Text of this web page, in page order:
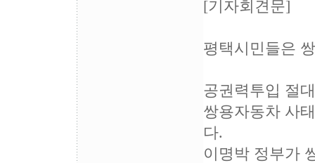
[기자회견문]
평택시민들은
공권력투입 절
쌍용자동차 사
다.
이명박 정부가